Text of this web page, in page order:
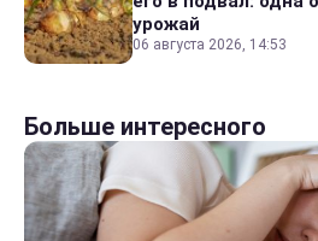
урожай
06 августа 2026, 14:53
Больше интересного